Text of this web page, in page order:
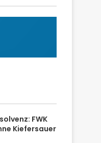
FWK
Kiefersauer